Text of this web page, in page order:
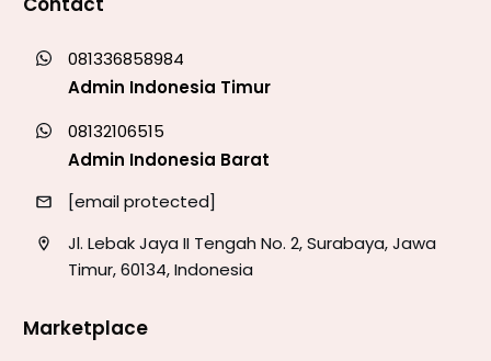
081336858984
Admin Indonesia Timur
08132106515
Admin Indonesia Barat
[email protected]
Jl. Lebak Jaya II Tengah No. 2, Surabaya, Jawa
Timur, 60134, Indonesia
Marketplace